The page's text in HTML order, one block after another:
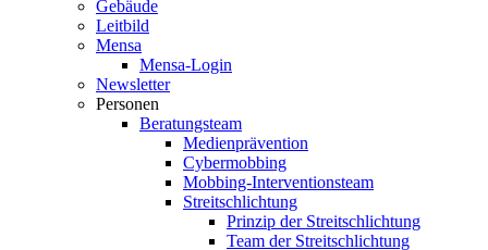
Gebäude
Leitbild
Mensa
Mensa-Login
Newsletter
Personen
Beratungsteam
Medienprävention
Cybermobbing
Mobbing-Interventionsteam
Streitschlichtung
Prinzip der Streitschlichtung
Team der Streitschlichtung